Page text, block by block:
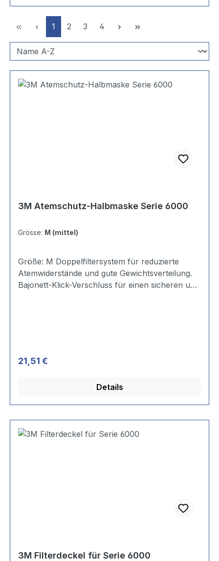
Seite
1 Seite
2 Seite
3 Seite
4
3M Atemschutz-Halbmaske Serie 6000
Grösse: M (mittel)
Größe: M Doppelfiltersystem für reduzierte
Atemwiderstände und gute Gewichtsverteilung.
Bajonett-Klick-Verschluss für einen sicheren und
Regulärer Preis:
21,51 €
Details
3M Filterdeckel für Serie 6000